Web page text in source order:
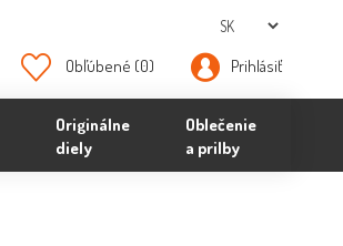
Obľúbené (0) Prihlásiť
Originálne
diely
Oblečenie
a prilby